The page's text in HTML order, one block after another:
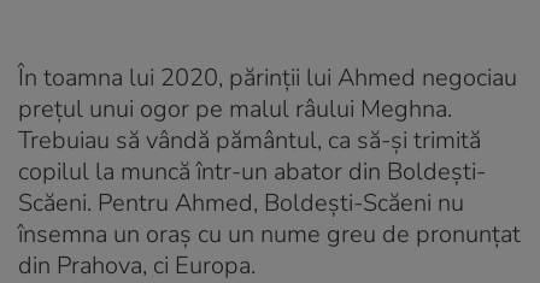
În toamna lui 2020, părinții lui Ahmed negociau
prețul unui ogor pe malul râului Meghna.
Trebuiau să vândă pământul, ca să-și trimită
copilul la muncă într-un abator din Boldești-
Scăeni. Pentru Ahmed, Boldești-Scăeni nu
însemna un oraș cu un nume greu de pronunțat
din Prahova, ci Europa.